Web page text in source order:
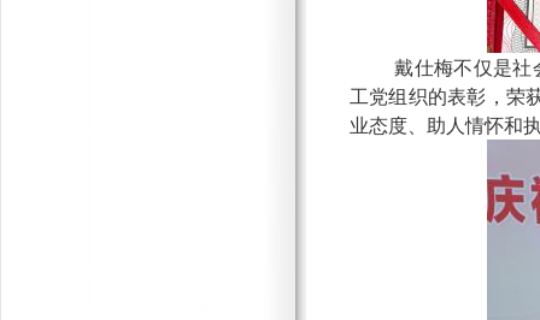
戴仕梅不仅是社
工党组织的表彰，荣
业态度、助人情怀和